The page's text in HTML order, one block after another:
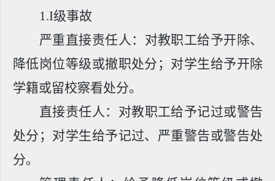
1.I级事故
严重直接责任人：对教职工给予开除、
降低岗位等级或撤职处分；对学生给予开除
学籍或留校察看处分。
直接责任人：对教职工给予记过或警告
处分；对学生给予记过、严重警告或警告处
分。